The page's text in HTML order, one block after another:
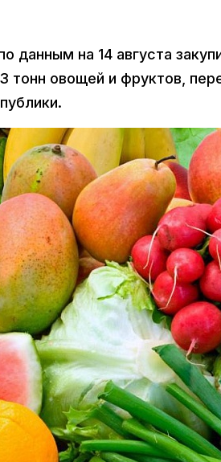
данным на 14 августа
тонн овощей и фруктов,